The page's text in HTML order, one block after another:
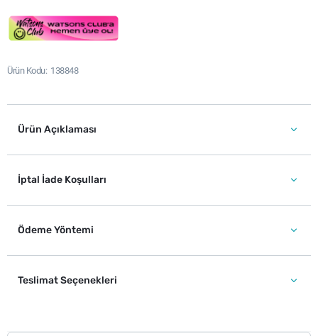
Ürün Kodu 138848
Ürün Açıklaması
İptal İade Koşulları
Ödeme Yöntemi
Teslimat Seçenekleri